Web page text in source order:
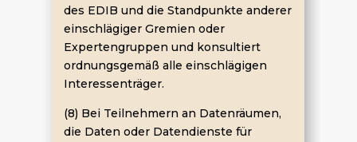
des EDIB und die Standpunkte anderer
einschlägiger Gremien oder
Expertengruppen und konsultiert
ordnungsgemäß alle einschlägigen
Interessenträger.
(8) Bei Teilnehmern an Datenräumen,
die Daten oder Datendienste für